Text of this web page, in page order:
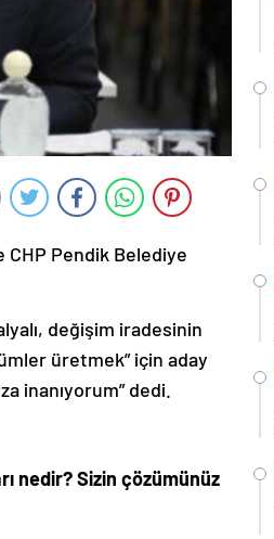
CHP Pendik Belediye
değişim iradesinin
üretmek” için aday
inanıyorum” dedi.
nedir? Sizin çözümünüz